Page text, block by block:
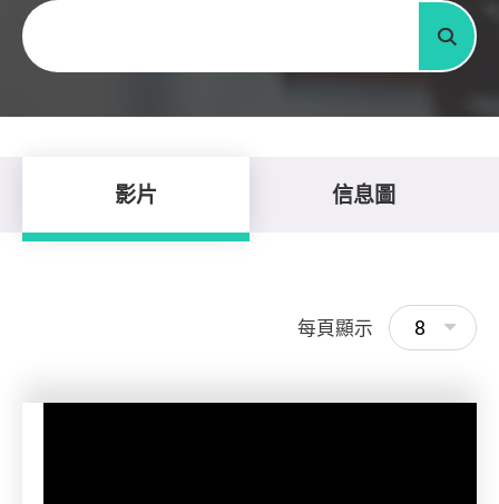
關鍵字
搜尋
影片 信息圖
每頁顯示 8